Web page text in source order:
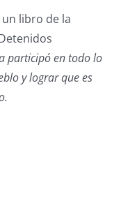
libro de la
participó en todo lo
y lograr que es